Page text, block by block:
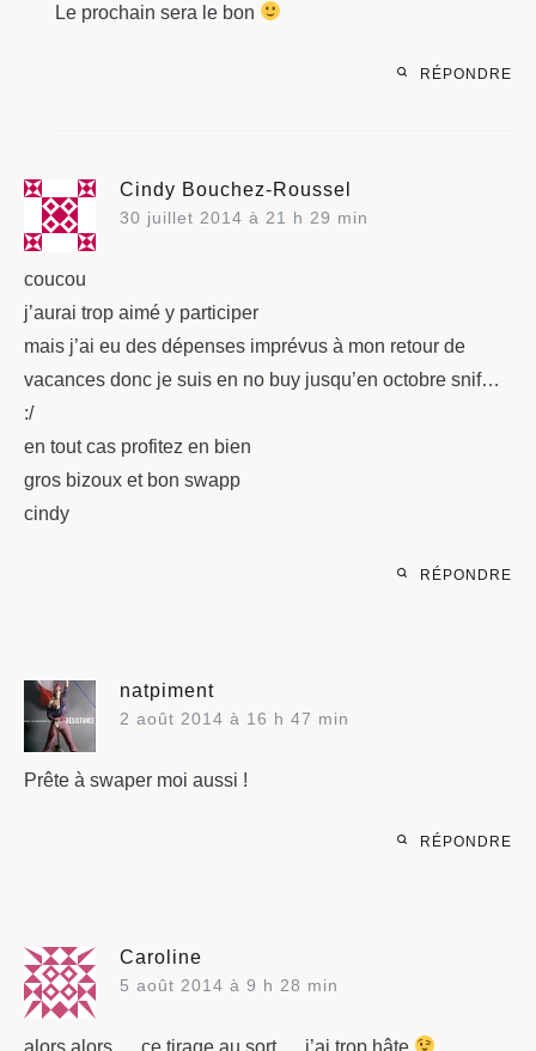
Le prochain sera le bon
RÉPONDRE
Cindy Bouchez-Roussel
30 juillet 2014 à 21 h 29 min
coucou
j’aurai trop aimé y participer
mais j’ai eu des dépenses imprévus à mon retour de
vacances donc je suis en no buy jusqu’en octobre snif…
:/
en tout cas profitez en bien
gros bizoux et bon swapp
cindy
RÉPONDRE
natpiment
2 août 2014 à 16 h 47 min
Prête à swaper moi aussi !
RÉPONDRE
Caroline
5 août 2014 à 9 h 28 min
alors alors … ce tirage au sort … j’ai trop hâte